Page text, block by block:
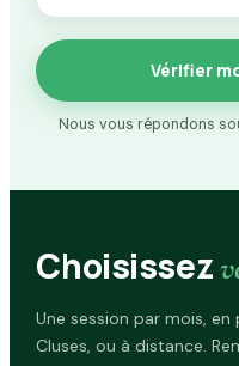
Vérifier
Nous vous répondons
Choisissez
Une session par mois,
Cluses, ou à distance.